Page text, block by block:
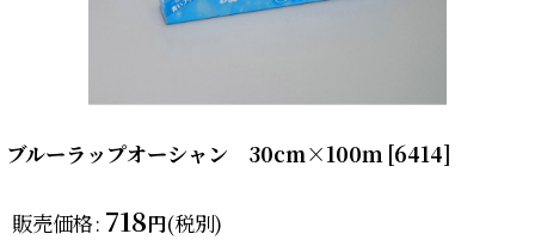
ブルーラップオーシャン 30cm×100ｍ [6414]
販売価格: 718円(税別)